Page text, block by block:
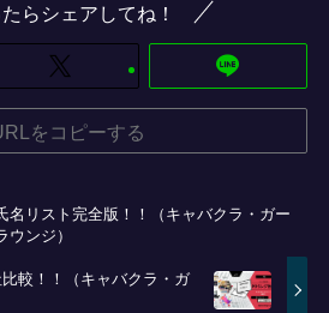
らシェアしてね！
をコピーする
名リスト完全版！！（キャバクラ・ガー
ウンジ）
較！！（キャバクラ・ガ